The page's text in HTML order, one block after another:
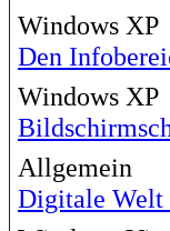
Windows XP
Den
Windows XP
Allgemein
Digitale Welt